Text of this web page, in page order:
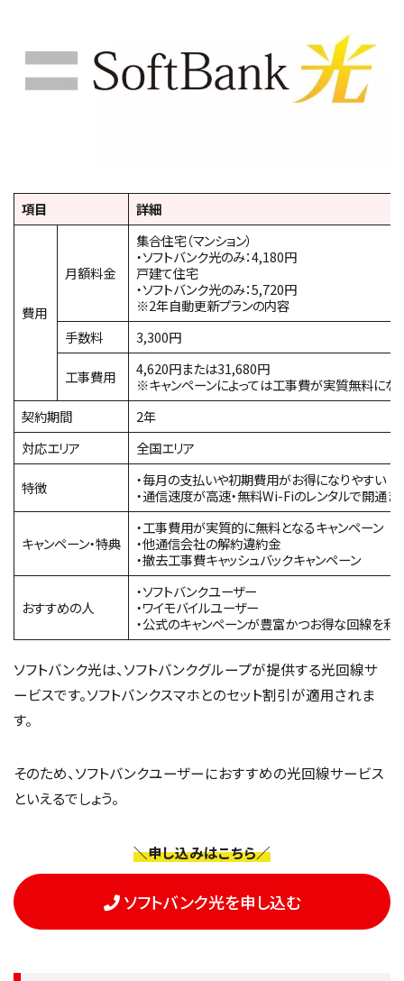
項目 詳細
費用
月額料金
集合住宅（マンション）
・ソフトバンク光のみ：4,180円
戸建て住宅
・ソフトバンク光のみ：5,720円
※2年自動更新プランの内容
手数料
3,300円
工事費用
4,620円または31,680円
※キャンペーンによっては工事費が実質無料にな
契約期間
2年
対応エリア
全国エリア
特徴
・毎月の支払いや初期費用がお得になりやすい
・通信速度が高速・無料Wi-Fiのレンタルで開通ま
キャンペーン・特典
・工事費用が実質的に無料となるキャンペーン
・他通信会社の解約違約金
・撤去工事費キャッシュバックキャンペーン
おすすめの人
・ソフトバンクユーザー
・ワイモバイルユーザー
・公式のキャンペーンが豊富かつお得な回線を利
ソフトバンク光は、ソフトバンクグループが提供する光回線サ
ービスです。ソフトバンクスマホとのセット割引が適用されま
す。
そのため、ソフトバンクユーザーにおすすめの光回線サービス
といえるでしょう。
＼申し込みはこちら／
ソフトバンク光を申し込む